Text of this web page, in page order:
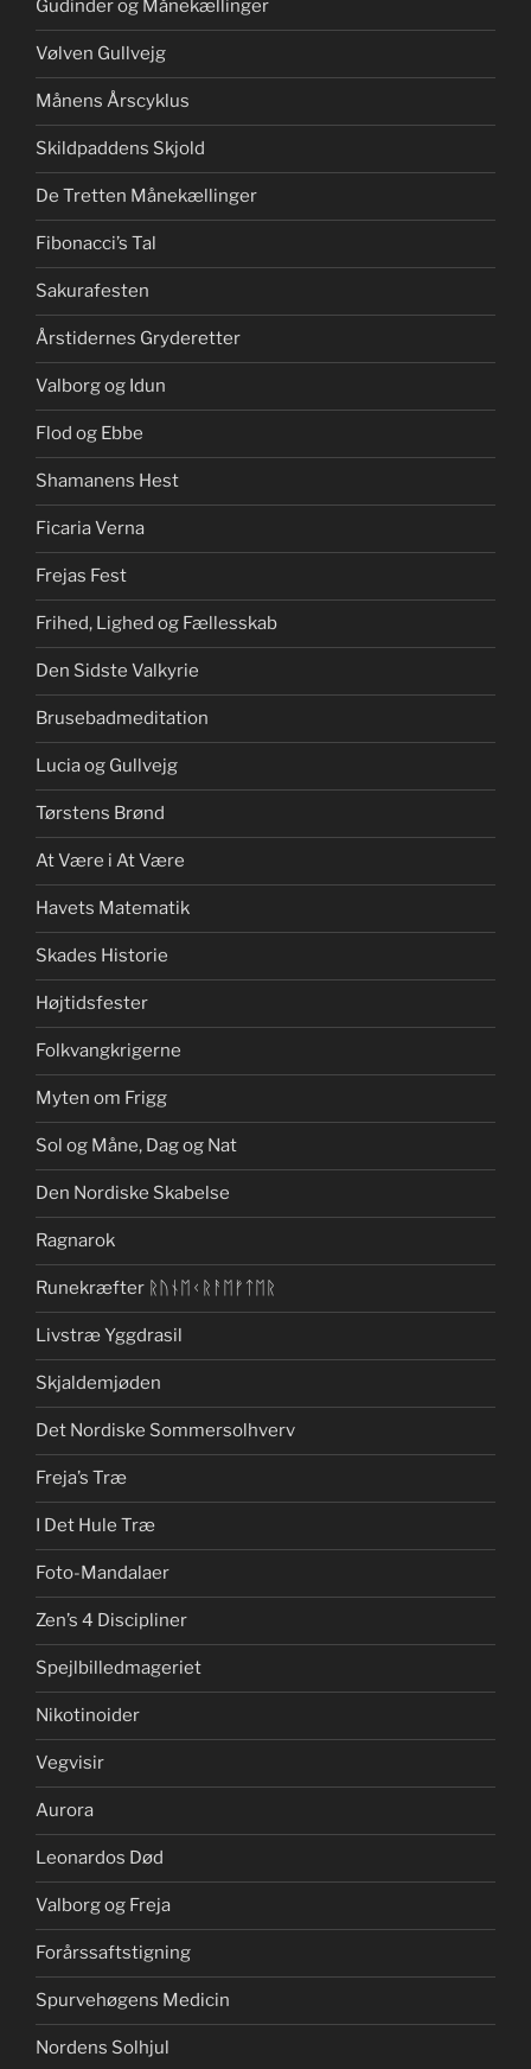
Gudinder og Månekællinger
Vølven Gullvejg
Månens Årscyklus
Skildpaddens Skjold
De Tretten Månekællinger
Fibonacci’s Tal
Sakurafesten
Årstidernes Gryderetter
Valborg og Idun
Flod og Ebbe
Shamanens Hest
Ficaria Verna
Frejas Fest
Frihed, Lighed og Fællesskab
Den Sidste Valkyrie
Brusebadmeditation
Lucia og Gullvejg
Tørstens Brønd
At Være i At Være
Havets Matematik
Skades Historie
Højtidsfester
Folkvangkrigerne
Myten om Frigg
Sol og Måne, Dag og Nat
Den Nordiske Skabelse
Ragnarok
Runekræfter ᚱᚢᚾᛖᚲᚱᚨᛖᚠᛏᛖᚱ
Livstræ Yggdrasil
Skjaldemjøden
Det Nordiske Sommersolhverv
Freja’s Træ
I Det Hule Træ
Foto-Mandalaer
Zen’s 4 Discipliner
Spejlbilledmageriet
Nikotinoider
Vegvisir
Aurora
Leonardos Død
Valborg og Freja
Forårssaftstigning
Spurvehøgens Medicin
Nordens Solhjul